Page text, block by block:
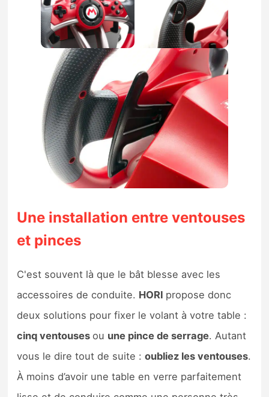
Une installation entre ventouses
et pinces
C'est souvent là que le bât blesse avec les
accessoires de conduite. HORI propose donc
deux solutions pour fixer le volant à votre table :
cinq ventousesou une pince de serrage. Autant
vous le dire tout de suite :oubliez les ventouses.
À moins d’avoir une table en verre parfaitement